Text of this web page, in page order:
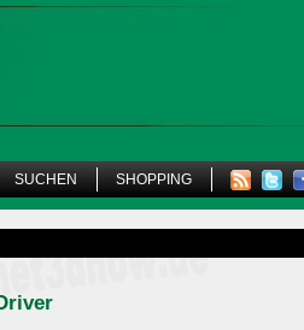
SUCHEN SHOPPING